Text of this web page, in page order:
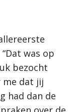
was op
bezocht
me dat jij
had dan de